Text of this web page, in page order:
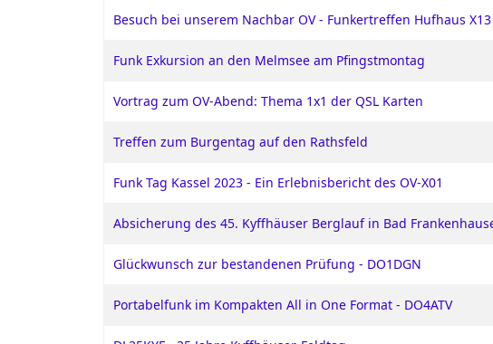
Besuch bei unserem Nachbar OV - Funkertreffen Hufhaus X13
Funk Exkursion an den Melmsee am Pfingstmontag
Vortrag zum OV-Abend: Thema 1x1 der QSL Karten
Treffen zum Burgentag auf den Rathsfeld
Funk Tag Kassel 2023 - Ein Erlebnisbericht des OV-X01
Absicherung des 45. Kyffhäuser Berglauf in Bad
Glückwunsch zur bestandenen Prüfung - DO1DGN
Portabelfunk im Kompakten All in One Format - DO4ATV